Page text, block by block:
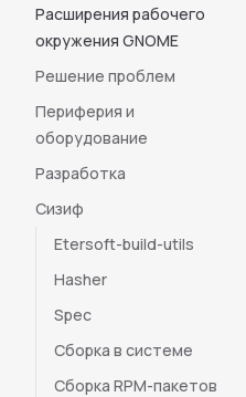
Расширения рабочего
окружения GNOME
Решение проблем
Периферия и
оборудование
Разработка
Cизиф
Etersoft-build-utils
Hasher
Spec
Сборка в системе
Сборка RPM-пакетов